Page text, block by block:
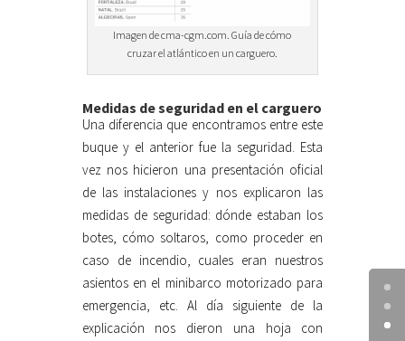
Imagen de cma-cgm.com. Guía de cómo
cruzar el atlántico en un carguero.
Medidas de seguridad en el carguero
Una diferencia que encontramos entre este
buque y el anterior fue la seguridad. Esta
vez nos hicieron una presentación oficial
de las instalaciones y nos explicaron las
medidas de seguridad: dónde estaban los
botes, cómo soltaros, como proceder en
caso de incendio, cuales eran nuestros
asientos en el minibarco motorizado para
emergencia, etc. Al día siguiente de la
explicación nos dieron una hoja con